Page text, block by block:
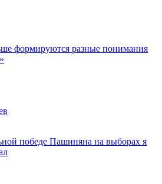
формируются разные понимания
победе Пашиняна на выборах я